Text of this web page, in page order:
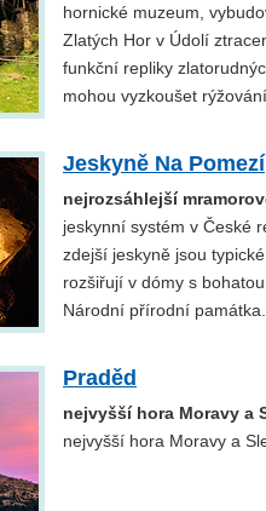
hornické muzeum,
Zlatých Hor v Údolí
funkční repliky
mohou vyzkoušet
Jeskyně Na Pomezí
nejrozsáhlejší
jeskynní systém v České
zdejší jeskyně jsou
rozšiřují v dómy s
Národní přírodní památka.
Praděd
nejvyšší hora Moravy a
nejvyšší hora Moravy a